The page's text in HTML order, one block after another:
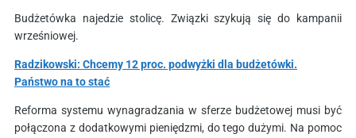
Budżetówka najedzie stolicę. Związki szykują się do kampanii
wrześniowej.
Radzikowski: Chcemy 12 proc. podwyżki dla budżetówki.
Państwo na to stać
Reforma systemu wynagradzania w sferze budżetowej musi być
połączona z dodatkowymi pieniędzmi, do tego dużymi. Na pomoc